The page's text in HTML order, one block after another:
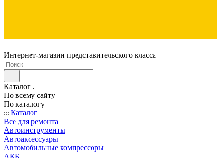
Интернет-магазин представительского класса
Каталог
По всему сайту
По каталогу
Каталог
Все для ремонта
Автоинструменты
Автоаксессуары
Автомобильные компрессоры
АКБ